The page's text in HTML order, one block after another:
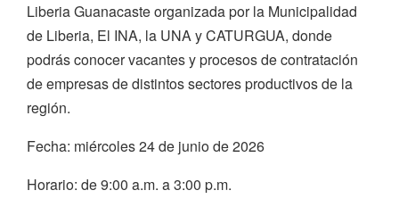
Liberia Guanacaste organizada por la Municipalidad
de Liberia, El INA, la UNA y CATURGUA, donde
podrás conocer vacantes y procesos de contratación
de empresas de distintos sectores productivos de la
región.
Fecha: miércoles 24 de junio de 2026
Horario: de 9:00 a.m. a 3:00 p.m.